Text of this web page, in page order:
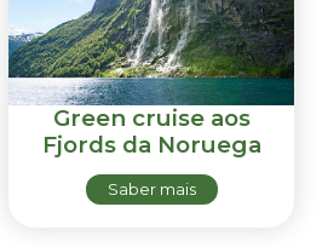
Green cruise aos
Fjords da Noruega
Saber mais